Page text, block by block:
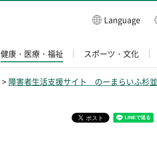
Language
健康・医療・福祉 スポーツ・文化
> 障害者生活支援サイト のーまらいふ杉並